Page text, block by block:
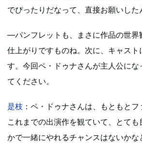
でぴったりだなって、直接お願いした
―パンフレットも、まさに作品の世界
仕上がりですものね。次に、キャスト
す。今回ペ・ドゥナさんが主人公にな
てください。
是枝 ：ペ・ドゥナさんは、もともとフ
これまでの出演作を観ていて、とても
かで一緒にやれるチャンスはないかな